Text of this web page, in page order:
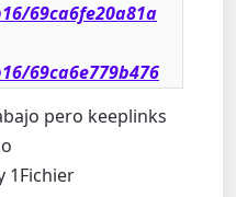
69ca6fe20a81a
69ca6e779b476
pero keeplinks
1Fichier